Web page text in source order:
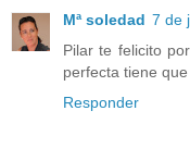
Mª soledad 7 de
Pilar te felicito
perfecta tiene
Responder